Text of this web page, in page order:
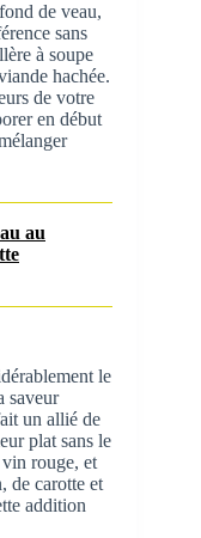
de veau,
sans
à soupe
hachée.
de votre
en début
au
le
saveur
un allié de
plat sans le
rouge, et
de carotte et
addition